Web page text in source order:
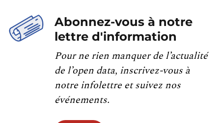
Abonnez-vous à notre
lettre d'information
Pour ne rien manquer de l’actualité
de l’open data, inscrivez-vous à
notre infolettre et suivez nos
événements.